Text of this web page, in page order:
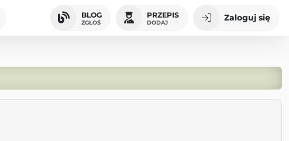
BLOG
ZGŁOŚ
PRZEPIS
DODAJ Zaloguj się